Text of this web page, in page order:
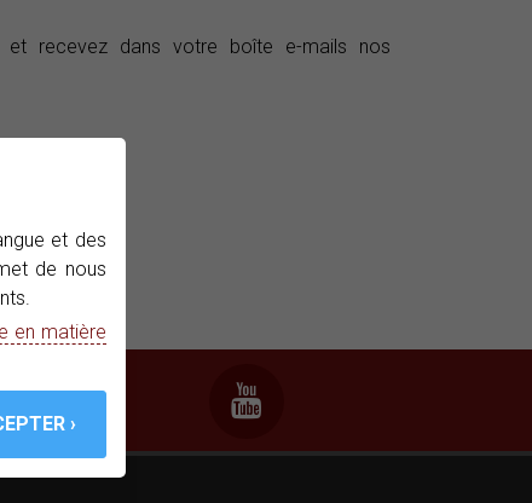
et des
de nous
en matière
et recevez dans votre boîte e-mails nos